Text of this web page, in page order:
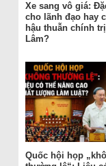
Xe sang vô giá:
cho lãnh đạo hay
hậu thuẫn chính
Lâm?
Quốc hội họp